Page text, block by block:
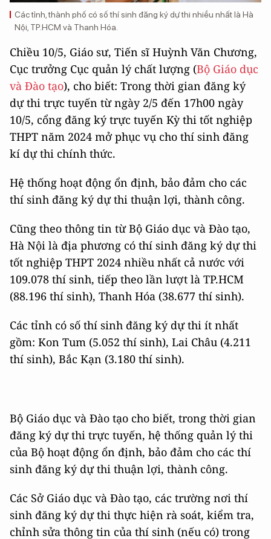
Các tỉnh, thành phố có số thí sinh đăng ký dự thi nhiều nhất là Hà
Nội, TP.HCM và Thanh Hóa.
Chiều 10/5, Giáo sư, Tiến sĩ Huỳnh Văn Chương,
Cục trưởng Cục quản lý chất lượng (Bộ Giáo dục
và Đào tạo), cho biết: Trong thời gian đăng ký
dự thi trực tuyến từ ngày 2/5 đến 17h00 ngày
10/5, cổng đăng ký trực tuyến Kỳ thi tốt nghiệp
THPT năm 2024 mở phục vụ cho thí sinh đăng
kí dự thi chính thức.
Hệ thống hoạt động ổn định, bảo đảm cho các
thí sinh đăng ký dự thi thuận lợi, thành công.
Cũng theo thông tin từ Bộ Giáo dục và Đào tạo,
Hà Nội là địa phương có thí sinh đăng ký dự thi
tốt nghiệp THPT 2024 nhiều nhất cả nước với
109.078 thí sinh, tiếp theo lần lượt là TP.HCM
(88.196 thí sinh), Thanh Hóa (38.677 thí sinh).
Các tỉnh có số thí sinh đăng ký dự thi ít nhất
gồm: Kon Tum (5.052 thí sinh), Lai Châu (4.211
thí sinh), Bắc Kạn (3.180 thí sinh).
Bộ Giáo dục và Đào tạo cho biết, trong thời gian
đăng ký dự thi trực tuyến, hệ thống quản lý thi
của Bộ hoạt động ổn định, bảo đảm cho các thí
sinh đăng ký dự thi thuận lợi, thành công.
Các Sở Giáo dục và Đào tạo, các trường nơi thí
sinh đăng ký dự thi thực hiện rà soát, kiểm tra,
chỉnh sửa thông tin của thí sinh (nếu có) trong